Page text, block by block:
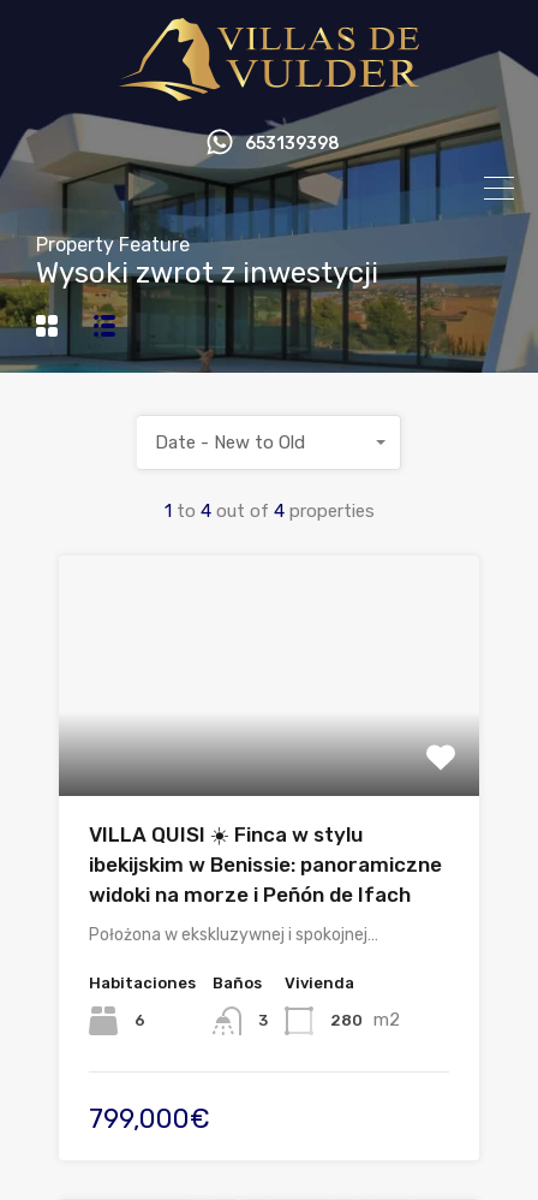
653139398
Property Feature
Wysoki zwrot z inwestycji
1 to 4 out of 4 properties
Date - New to Old
VILLA QUISI ☀️ Finca w stylu
ibekijskim w Benissie: panoramiczne
widoki na morze i Peñón de Ifach
Położona w ekskluzywnej i spokojnej…
Habitaciones
6
Baños
3
Vivienda
280 m2
799,000€